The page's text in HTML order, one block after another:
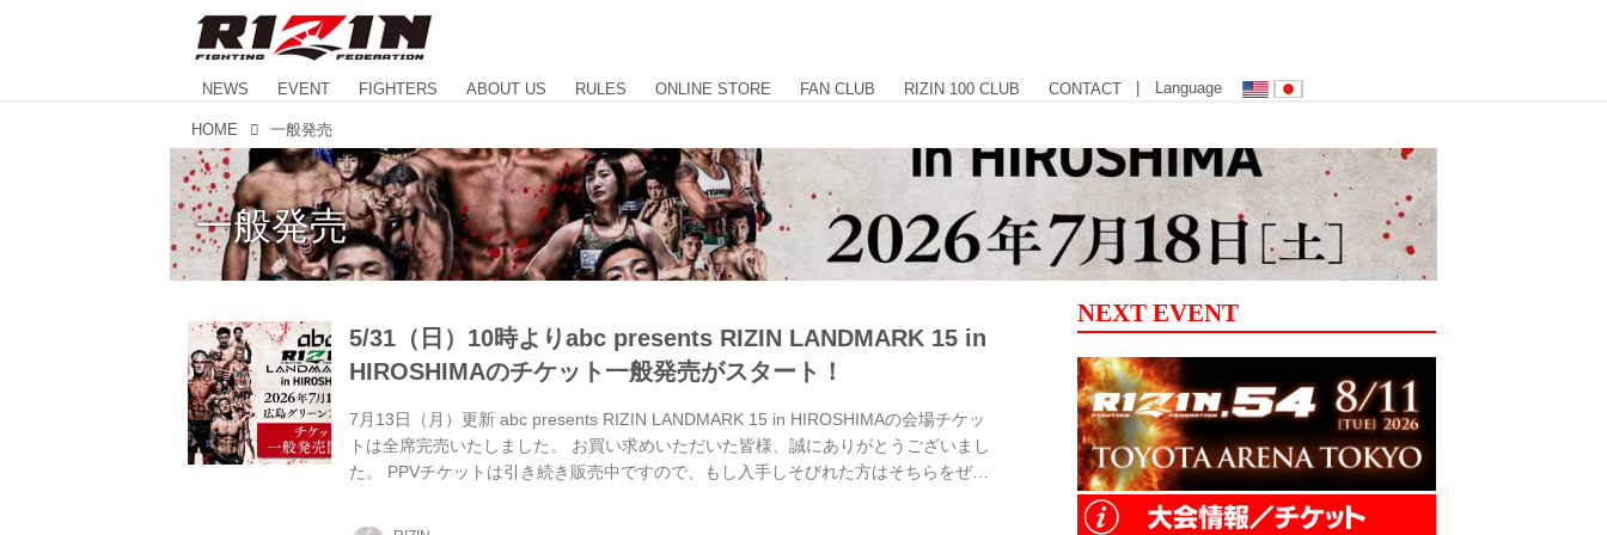
NEWS EVENT FIGHTERS ABOUT US RULES ONLINE STORE FAN CLUB RIZIN 100 CLUB CONTACT | Language
HOME 一般発売
一般発売
5/31（日）10時よりabc presents RIZIN LANDMARK 15 in
HIROSHIMAのチケット一般発売がスタート！
7月13日（月）更新 abc presents RIZIN LANDMARK 15 in HIROSHIMAの会場チケッ
トは全席完売いたしました。 お買い求めいただいた皆様、誠にありがとうございまし
た。 PPVチケットは引き続き販売中ですので、もし入手しそびれた方はそちらをぜひ
LANDMARK 15 in HIROSHIMA PPV配信情報 - RIZIN FIGHTING FEDERATION オフ
NEXT EVENT